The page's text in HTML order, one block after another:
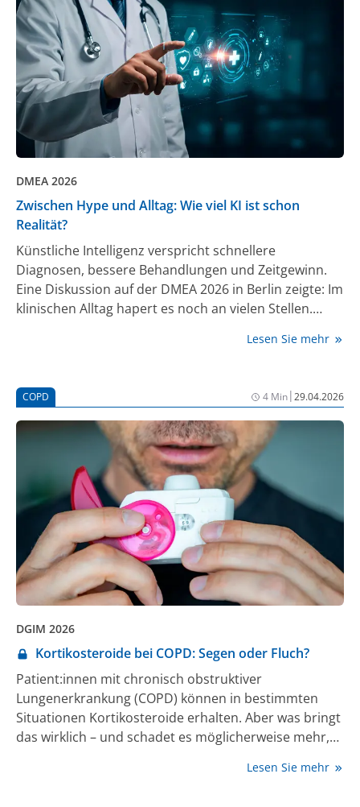
DMEA 2026
Zwischen Hype und Alltag: Wie viel KI ist schon
Realität?
Künstliche Intelligenz verspricht schnellere
Diagnosen, bessere Behandlungen und Zeitgewinn.
Eine Diskussion auf der DMEA 2026 in Berlin zeigte: Im
klinischen Alltag hapert es noch an vielen Stellen.
implementiert ist, sucht sie in der Pflege noch ihren
verhindern, dass Daten fließen können.
Klinikverantwortliche stehen aufgrund der hohen
Dynamik vor die Entscheidung, das richtige Produkt
zum richtigen Zeitpunkt einzukaufen.
Lesen Sie mehr
COPD 4 Min|29.04.2026
DGIM 2026
Kortikosteroide bei COPD: Segen oder Fluch?
Patient:innen mit chronisch obstruktiver
Lungenerkrankung (COPD) können in bestimmten
Situationen Kortikosteroide erhalten. Aber was bringt
das wirklich – und schadet es möglicherweise mehr,
auf dem diesjährigen Kongress der Deutschen
Lesen Sie mehr